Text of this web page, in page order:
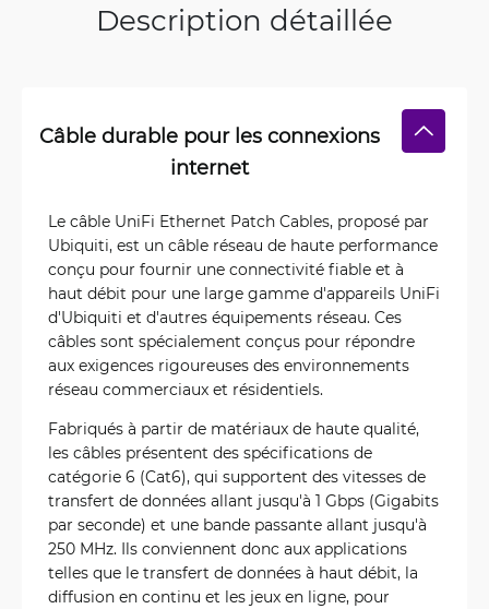
Description détaillée
Câble durable pour les connexions
internet
Le câble UniFi Ethernet Patch Cables, proposé par
Ubiquiti, est un câble réseau de haute performance
conçu pour fournir une connectivité fiable et à
haut débit pour une large gamme d'appareils UniFi
d'Ubiquiti et d'autres équipements réseau. Ces
câbles sont spécialement conçus pour répondre
aux exigences rigoureuses des environnements
réseau commerciaux et résidentiels.
Fabriqués à partir de matériaux de haute qualité,
les câbles présentent des spécifications de
catégorie 6 (Cat6), qui supportent des vitesses de
transfert de données allant jusqu'à 1 Gbps (Gigabits
par seconde) et une bande passante allant jusqu'à
250 MHz. Ils conviennent donc aux applications
telles que le transfert de données à haut débit, la
diffusion en continu et les jeux en ligne, pour